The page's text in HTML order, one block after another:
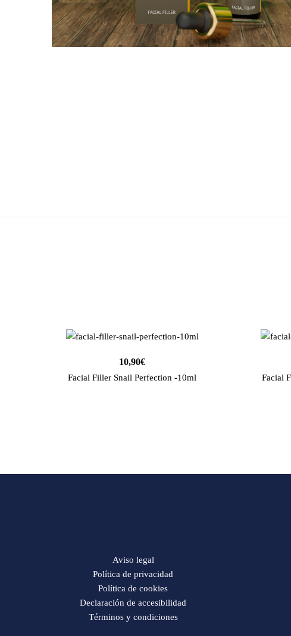
10,90€
Facial Filler Snail Perfection -10ml Facial
Aviso legal
Política de privacidad
Política de cookies
Declaración de accesibilidad
Términos y condiciones